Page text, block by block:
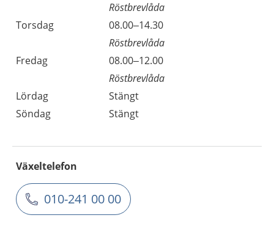
Röstbrevlåda
Torsdag
08.00–14.30
Röstbrevlåda
Fredag
08.00–12.00
Röstbrevlåda
Lördag
Stängt
Söndag
Stängt
Växeltelefon
010-241 00 00